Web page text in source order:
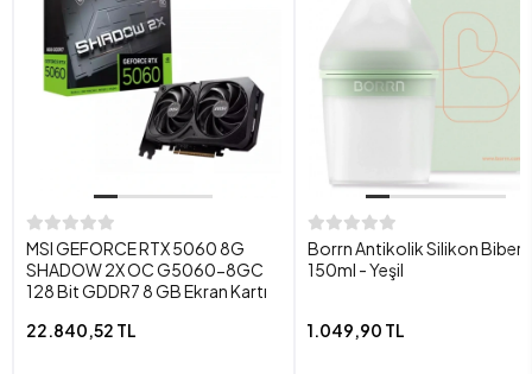
MSI GEFORCE RTX 5060 8G
SHADOW 2X OC G5060-8GC
128 Bit GDDR7 8 GB Ekran Kartı
22.840,52 TL
Borrn Antikolik Silikon
150ml - Yeşil
1.049,90 TL